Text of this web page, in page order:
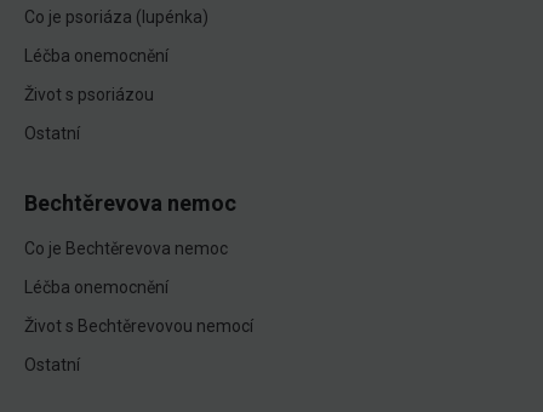
Co je psoriáza (lupénka)
Léčba onemocnění
Život s psoriázou
Ostatní
Bechtěrevova nemoc
Co je Bechtěrevova nemoc
Léčba onemocnění
Život s Bechtěrevovou nemocí
Ostatní